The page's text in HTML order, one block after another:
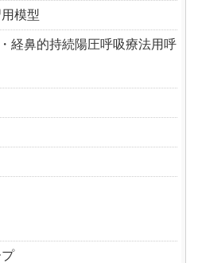
模型
経鼻的持続陽圧呼吸療法用呼